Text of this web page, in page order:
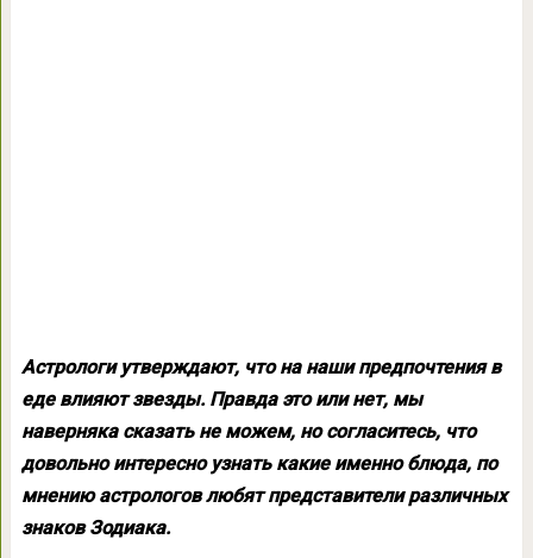
Астрологи утверждают, что на наши предпочтения в
еде влияют звезды. Правда это или нет, мы
наверняка сказать не можем, но согласитесь, что
довольно интересно узнать какие именно блюда, по
мнению астрологов любят представители различных
знаков Зодиака.